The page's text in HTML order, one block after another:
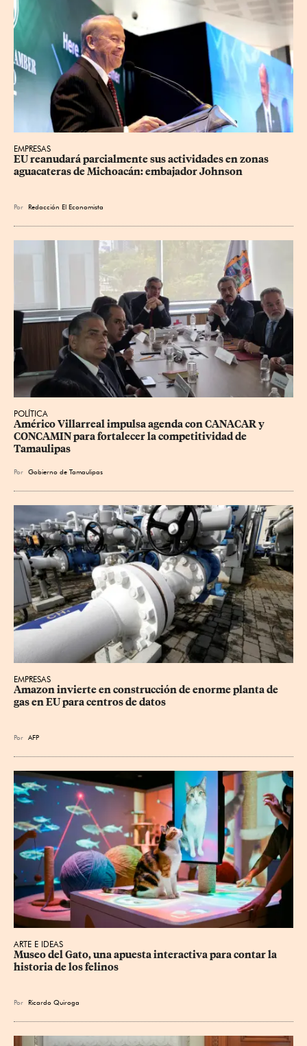
EMPRESAS
EU reanudará parcialmente sus actividades en zonas
aguacateras de Michoacán: embajador Johnson
Por Redacción El Economista
POLÍTICA
Américo Villarreal impulsa agenda con CANACAR y
CONCAMIN para fortalecer la competitividad de
Tamaulipas
Por Gobierno de Tamaulipas
EMPRESAS
Amazon invierte en construcción de enorme planta de
gas en EU para centros de datos
Por AFP
ARTE E IDEAS
Museo del Gato, una apuesta interactiva para contar la
historia de los felinos
Por Ricardo Quiroga